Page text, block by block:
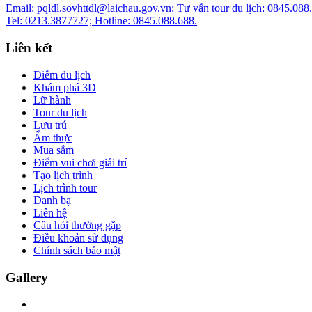
Email: pqldl.sovhttdl@laichau.gov.vn; Tư vấn tour du lịch:
Tel: 0213.3877727; Hotline: 0845.088.688.
Liên kết
Điểm du lịch
Khám phá 3D
Lữ hành
Tour du lịch
Lưu trú
Ẩm thực
Mua sắm
Điểm vui chơi giải trí
Tạo lịch trình
Lịch trình tour
Danh bạ
Liên hệ
Câu hỏi thường gặp
Điều khoản sử dụng
Chính sách bảo mật
Gallery